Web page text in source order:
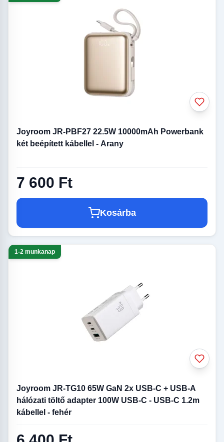
Joyroom JR-PBF27 22.5W 10000mAh Powerbank
két beépített kábellel - Arany
7 600 Ft
Kosárba
1-2 munkanap
Joyroom JR-TG10 65W GaN 2x USB-C + USB-A
hálózati töltő adapter 100W USB-C - USB-C 1.2m
kábellel - fehér